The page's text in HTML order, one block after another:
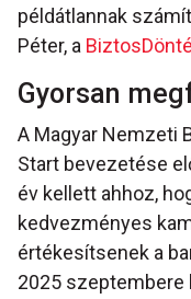
példátlannak
Péter, a
Gyorsan
A Magyar Nemzeti
Start bevezetése
év kellett ahhoz,
kedvezményes
értékesítsenek a
2025